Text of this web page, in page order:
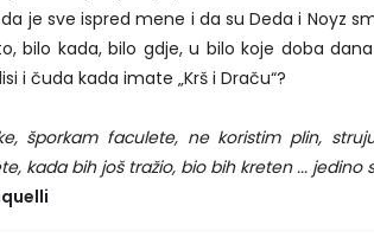
je sve ispred mene i da su Deda i Noyz
bilo kada, bilo gdje, u bilo koje doba
i čuda kada imate „Krš i Draču“?
šporkam faculete, ne koristim plin,
kada bih još tražio, bio bih kreten ... jedino